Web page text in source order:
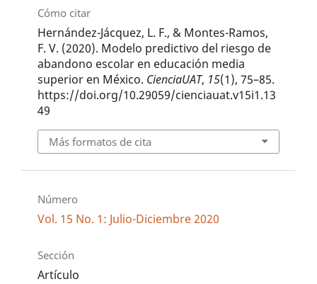
Cómo citar
Hernández-Jácquez, L. F., & Montes-Ramos,
F. V. (2020). Modelo predictivo del riesgo de
abandono escolar en educación media
superior en México. CienciaUAT, 15(1), 75–85.
https://doi.org/10.29059/cienciauat.v15i1.13
49
Más formatos de cita
Número
Vol. 15 No. 1: Julio-Diciembre 2020
Sección
Artículo